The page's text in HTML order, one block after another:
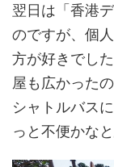
翌日は「香港
のですが、個
方が好きでし
屋も広かった
シャトルバス
っと不便かな